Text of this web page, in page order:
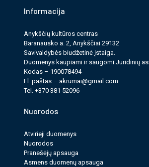
Informacija
Anykščių kultūros cen­tras
Baranausko a. 2, Anykščiai 29132
Savi­valdy­bės biudžet­inė įstaiga.
Duomenys kau­pi­ami ir saugomi Juri­dinių
Kodas – 190078494
El. paš­tas – akrumai@gmail.com
Tel. +370 381 52096
Nuorodos
Atvirieji duomenys
Nuorodos
Pranešėjų apsauga
Asmens duomenų apsauga